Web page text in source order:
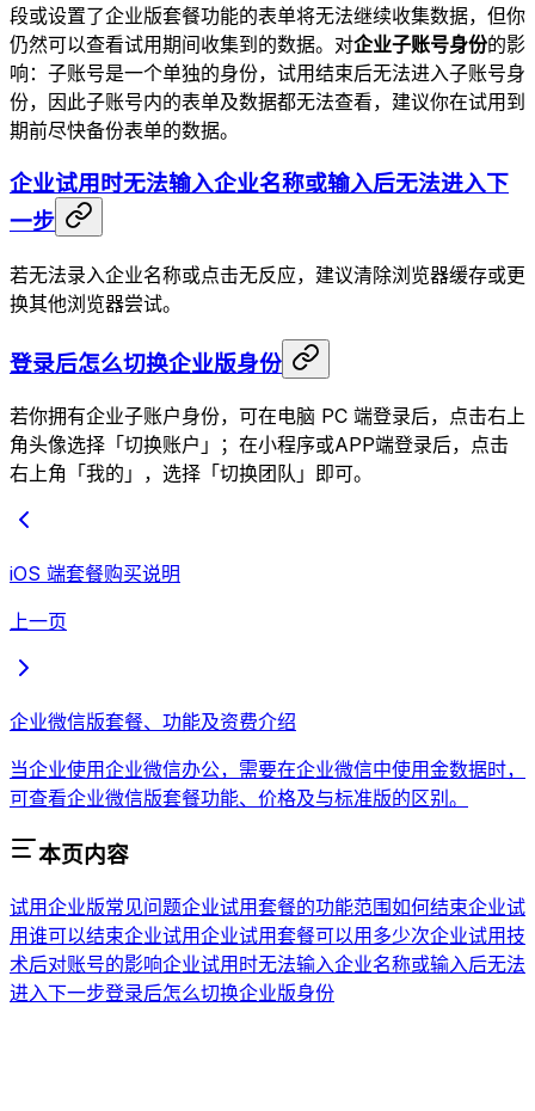
段或设置了企业版套餐功能的表单将无法继续收集数据，但你
仍然可以查看试用期间收集到的数据。对企业子账号身份的影
响：子账号是一个单独的身份，试用结束后无法进入子账号身
份，因此子账号内的表单及数据都无法查看，建议你在试用到
期前尽快备份表单的数据。
企业试用时无法输入企业名称或输入后无法进入下
一步
若无法录入企业名称或点击无反应，建议清除浏览器缓存或更
换其他浏览器尝试。
登录后怎么切换企业版身份
若你拥有企业子账户身份，可在电脑 PC 端登录后，点击右上
角头像选择「切换账户」；在小程序或APP端登录后，点击
右上角「我的」，选择「切换团队」即可。
iOS 端套餐购买说明
上一页
企业微信版套餐、功能及资费介绍
当企业使用企业微信办公，需要在企业微信中使用金数据时，
可查看企业微信版套餐功能、价格及与标准版的区别。
本页内容
试用企业版常见问题企业试用套餐的功能范围如何结束企业试
用谁可以结束企业试用企业试用套餐可以用多少次企业试用技
术后对账号的影响企业试用时无法输入企业名称或输入后无法
进入下一步登录后怎么切换企业版身份